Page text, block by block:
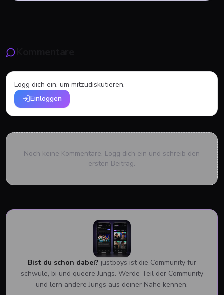
Logg dich ein, um mitzudiskutieren.
Einloggen
Noch keine Kommentare. Logg dich ein und schreib den
ersten Beitrag.
Bist du schon dabei? justboys ist die Community für
schwule, bi und queere Jungs. Werde Teil der Community
und lern andere Jungs aus deiner Nähe kennen.